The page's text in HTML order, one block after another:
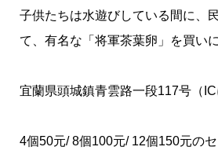
子供たちは水遊びしている間に、
て、有名な「将軍茶葉卵」を買い
宜蘭県頭城鎮青雲路一段117号（ IC
4個50元/ 8個100元/ 12個150元の